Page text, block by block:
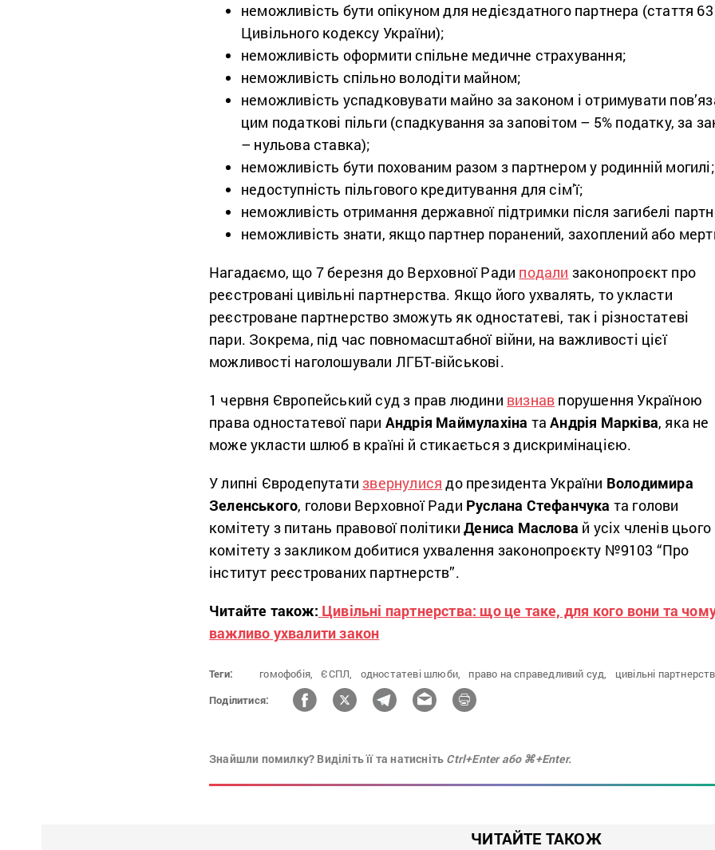
неможливість бути опікуном для недієздатного партнера (стаття 63
Цивільного кодексу України);
неможливість оформити спільне медичне страхування;
неможливість спільно володіти майном;
неможливість успадковувати майно за законом і отримувати
цим податкові пільги (спадкування за заповітом – 5% податку, за
– нульова ставка);
неможливість бути похованим разом з партнером у родинній могилі;
недоступність пільгового кредитування для сім’ї;
неможливість отримання державної підтримки після загибелі
неможливість знати, якщо партнер поранений, захоплений або
Нагадаємо, що 7 березня до Верховної Ради подали законопроєкт про
реєстровані цивільні партнерства. Якщо його ухвалять, то укласти
реєстроване партнерство зможуть як одностатеві, так і різностатеві
пари. Зокрема, під час повномасштабної війни, на важливості цієї
можливості наголошували ЛГБТ-військові.
1 червня Європейський суд з прав людини визнав порушення Україною
права одностатевої пари Андрія Маймулахіна таАндрія Марківа, яка не
може укласти шлюб в країні й стикається з дискримінацією.
У липні Євродепутатизвернулися до президента України Володимира
Зеленського, голови Верховної Ради Руслана Стефанчука та голови
комітету з питань правової політикиДениса Маслова й усіх членів цього
комітету з закликом добитися ухвалення законопроєкту №9103 “Про
інститут реєстрованих партнерств”.
Читайте також: Цивільні партнерства: що це таке, для кого вони та
важливо ухвалити закон
Теги: гомофобія, ЄСПЛ, одностатеві шлюби, право на справедливий суд,
цивільні
Поділитися:
Знайшли помилку? Виділіть її та натисніть Ctrl+Enter або ⌘+Enter.
ЧИТАЙТЕ ТАКОЖ